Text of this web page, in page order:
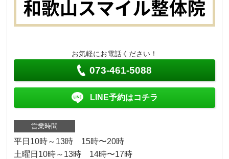
お気軽にお電話ください！
073-461-5088
LINE予約はコチラ
営業時間
平日10時～13時 15時〜20時
土曜日10時～13時 14時〜17時